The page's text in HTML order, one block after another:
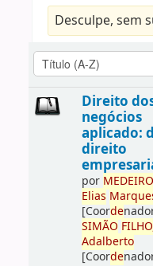
Desculpe, sem
Direito
negócios
aplicado:
direito
por MEDE
Elias
[Coorde
SIMÃO
Adalberto
[Coorde